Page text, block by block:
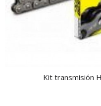
Kit transmisión